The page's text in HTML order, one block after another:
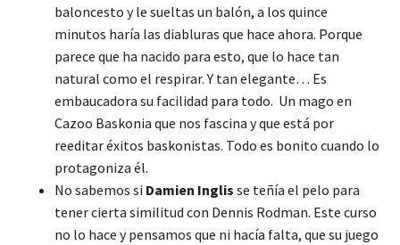
baloncesto y le sueltas un balón, a los quince
minutos haría las diabluras que hace ahora. Porque
parece que ha nacido para esto, que lo hace tan
natural como el respirar. Y tan elegante… Es
embaucadora su facilidad para todo. Un mago en
Cazoo Baskonia que nos fascina y que está por
reeditar éxitos baskonistas. Todo es bonito cuando lo
protagoniza él.
No sabemos si Damien Inglis se teñía el pelo para
tener cierta similitud con Dennis Rodman. Este curso
no lo hace y pensamos que ni hacía falta, que su juego